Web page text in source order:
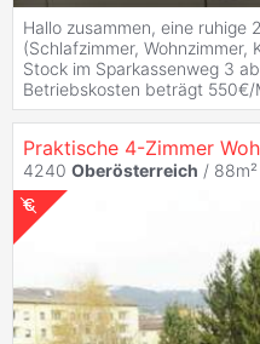
Hallo zusammen, eine ruhige
(Schlafzimmer, Wohnzimmer,
Stock im Sparkassenweg 3
Betriebskosten beträgt
4240 Oberösterreich /